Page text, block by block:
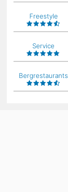
Freestyle
Service
Bergrestaurants